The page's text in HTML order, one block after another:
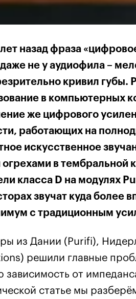
назад фраза
не у аудиофила –
кривил губы.
в компьютерных
же цифрового
работающих на
искусственное
в тембральной
класса D на модулях
звучат куда более
с традиционным
из Дании (Purifi),
решили главные
зависимость от
статье мы